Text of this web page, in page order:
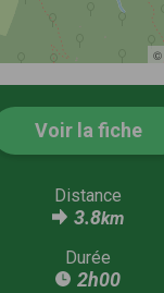
©
Voir la fiche
Distance
3.8km
Durée
2h00